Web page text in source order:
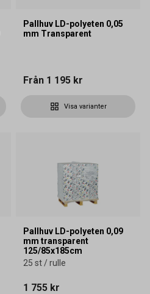
Pallhuv LD-polyeten 0,05
mm Transparent
Från 1 195 kr
Visa varianter
Pallhuv LD-polyeten 0,09
mm transparent
125/85x185cm
25 st / rulle
1 755 kr